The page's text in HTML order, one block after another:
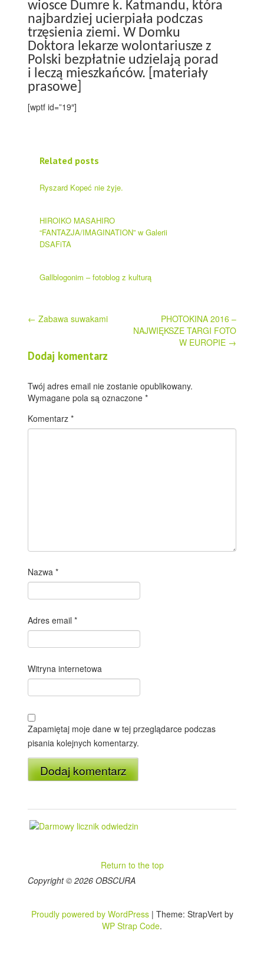
wiosce Dumre k. Katmandu, która
najbardziej ucierpiała podczas
trzęsienia ziemi. W Domku
Doktora lekarze wolontariusze z
Polski bezpłatnie udzielają porad
i leczą mieszkańców. [materiały
prasowe]
[wptf id=”19″]
Related posts
Ryszard Kopeć nie żyje.
HIROIKO MASAHIRO
“FANTAZJA/IMAGINATION” w Galerii
DSAFiTA
Gallblogonim – fotoblog z kulturą
Post
navigation
← Zabawa suwakami
PHOTOKINA 2016 –
NAJWIĘKSZE TARGI FOTO
W EUROPIE →
Dodaj komentarz
Twój adres email nie zostanie opublikowany.
Wymagane pola są oznaczone*
Komentarz*
Nazwa*
Adres email*
Witryna internetowa
Zapamiętaj moje dane w tej przeglądarce podczas
pisania kolejnych komentarzy.
Return to the top
Copyright © 2026 OBSCURA
Proudly powered by WordPress | Theme: StrapVert by
WP Strap Code.